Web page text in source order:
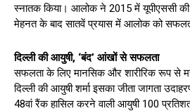
स्नातक किया। आलोक ने 2015 में यूपीएससी
मेहनत के बाद सातवें प्रयास में आलोक को
दिल्ली की आयुषी, ‘बंद’ आंखों से सफलता
सफलता के लिए मानसिक और शारीरिक रूप से
दिल्ली की आयुषी शर्मा इसका जीता जागता
48वां रैंक हासिल करने वाली आयुषी 100